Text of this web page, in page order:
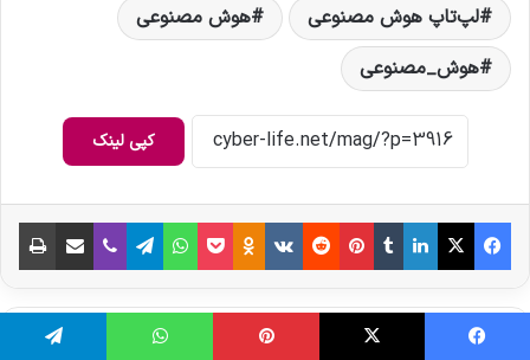
لپ‌تاپ هوش مصنوعی
هوش مصنوعی
هوش_مصنوعی
کپی لینک
فیس بوک X لینکدین ‫تامبلر ‫پین‌ترست ‫رددیت ‫VKontakte
‫Odnoklassniki پاکت واتس آپ تلگرام وایبر اشتراک گذاری از طریق ایمیل
Admin_Radfar